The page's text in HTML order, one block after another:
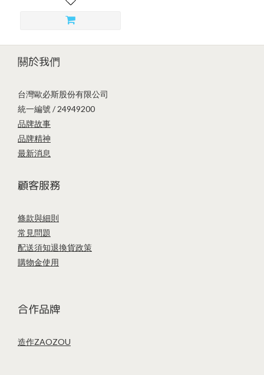
關於我們
台灣歐必斯股份有限公司
統一編號 / 24949200
品牌故事
品牌精神
最新消息
顧客服務
條款與細則
常見問題
配送須知退換貨政策
購物金使用
合作品牌
造作ZAOZOU